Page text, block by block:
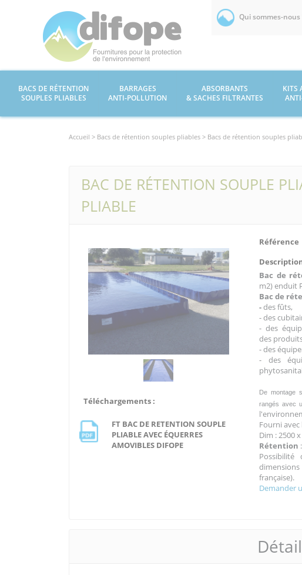
Qui sommes-nous
BACS DE RÉTENTION
SOUPLES PLIABLES
BARRAGES
ANTI-POLLUTION
ABSORBANTS
& SACHES FILTRANTES
KITS
Accueil > Bacs de rétention souples pliables > Bacs de rétention souples
BAC DE RÉTENTION SOUPLE
PLIABLE
Téléchargements :
FT BAC DE RETENTION SOUPLE
PLIABLE AVEC ÉQUERRES
AMOVIBLES DIFOPE
Référence
Bac de
m2) enduit
Bac de
-des fûts,
- des
- des
des
- des
- des
De montage
rangés avec
Fourni
Dim : 2500
Rétention
Possibilité
française).
Demander